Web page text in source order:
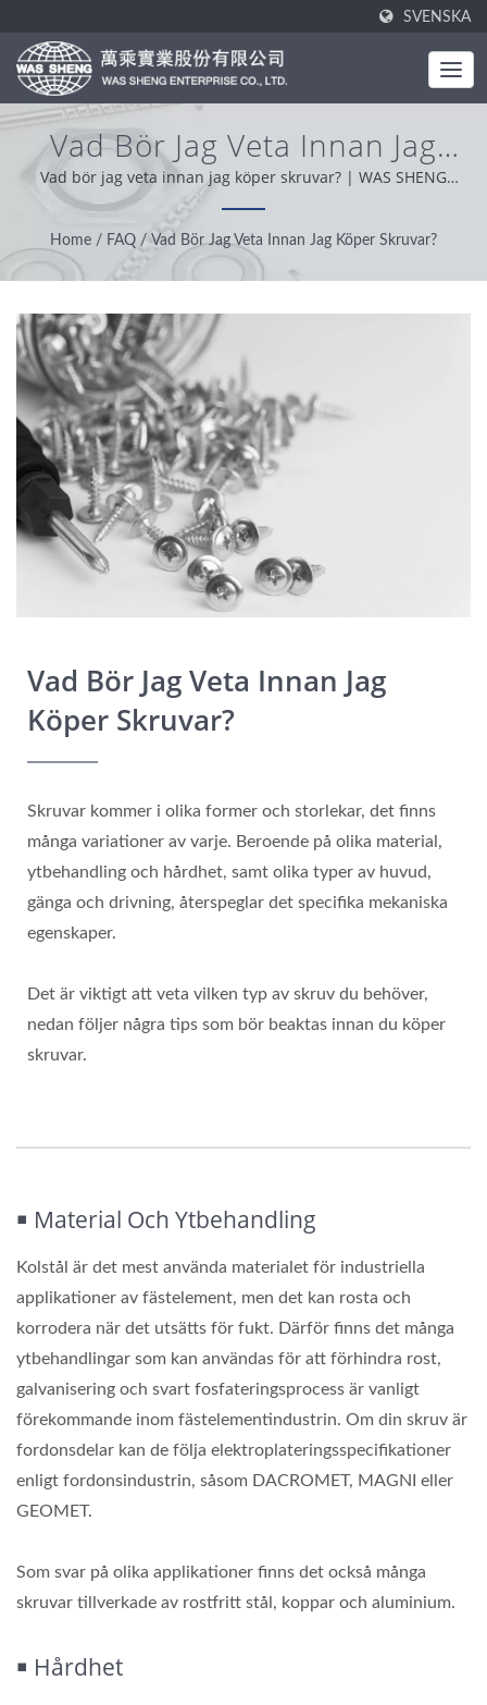
SVENSKA
Vad Bör Jag Veta Innan Jag
Köper Skruvar? | Tillverkning
Av Metallkomponenter Och
Aluminiumprofiler | WAS
Vad bör jag veta innan jag köper skruvar? | WAS SHENG
grundades 1985. Som en helhetsleverantör är vårt kärnvärde
professionalism, bekvämlighet och problemlösning. Med stöd
från våra kunder över hela världen arbetar vi med integritet,
pragmatiskt och pålitligt för att erbjuda bästa möjliga service
Home / FAQ / Vad Bör Jag Veta Innan Jag Köper Skruvar?
Vad Bör Jag Veta Innan Jag
Köper Skruvar?
Skruvar kommer i olika former och storlekar, det finns
många variationer av varje. Beroende på olika material,
ytbehandling och hårdhet, samt olika typer av huvud,
gänga och drivning, återspeglar det specifika mekaniska
egenskaper.
Det är viktigt att veta vilken typ av skruv du behöver,
nedan följer några tips som bör beaktas innan du köper
skruvar.
￭ Material Och Ytbehandling
Kolstål är det mest använda materialet för industriella
applikationer av fästelement, men det kan rosta och
korrodera när det utsätts för fukt. Därför finns det många
ytbehandlingar som kan användas för att förhindra rost,
galvanisering och svart fosfateringsprocess är vanligt
förekommande inom fästelementindustrin. Om din skruv är
fordonsdelar kan de följa elektroplateringsspecifikationer
enligt fordonsindustrin, såsom DACROMET, MAGNI eller
GEOMET.
Som svar på olika applikationer finns det också många
skruvar tillverkade av rostfritt stål, koppar och aluminium.
￭ Hårdhet